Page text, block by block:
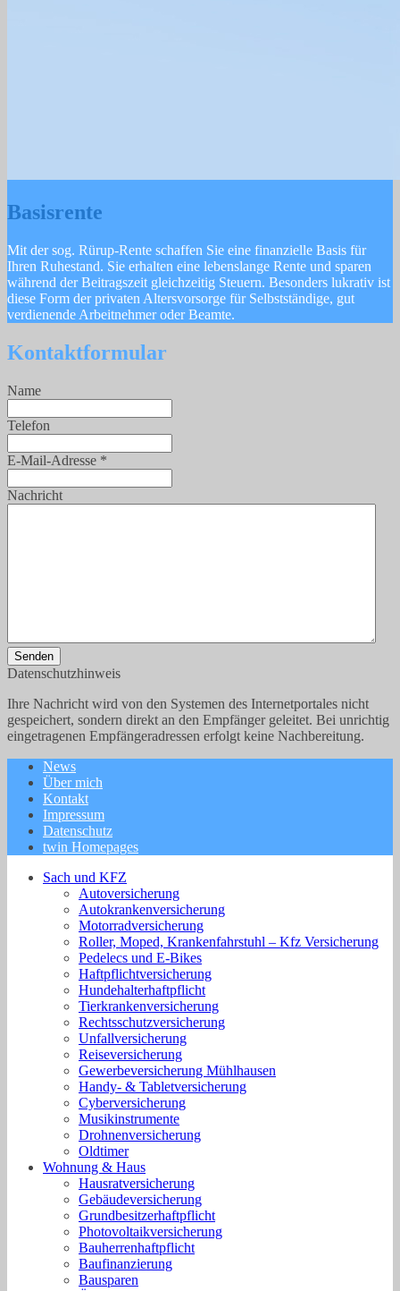
Basisrente
Mit der sog. Rürup-Rente schaffen Sie eine finanzielle Basis für
Ihren Ruhestand. Sie erhalten eine lebenslange Rente und sparen
während der Beitragszeit gleichzeitig Steuern. Besonders lukrativ ist
diese Form der privaten Altersvorsorge für Selbstständige, gut
verdienende Arbeitnehmer oder Beamte.
Kontaktformular
Name
Telefon
E-Mail-Adresse *
Nachricht
Senden
Datenschutzhinweis
Ihre Nachricht wird von den Systemen des Internetportales nicht
gespeichert, sondern direkt an den Empfänger geleitet. Bei unrichtig
eingetragenen Empfängeradressen erfolgt keine Nachbereitung.
News
Über mich
Kontakt
Impressum
Datenschutz
twin Homepages
Sach und KFZ
Autoversicherung
Autokrankenversicherung
Motorradversicherung
Roller, Moped, Krankenfahrstuhl – Kfz Versicherung
Pedelecs und E-Bikes
Haftpflichtversicherung
Hundehalterhaftpflicht
Tierkrankenversicherung
Rechtsschutzversicherung
Unfallversicherung
Reiseversicherung
Gewerbeversicherung Mühlhausen
Handy- & Tabletversicherung
Cyberversicherung
Musikinstrumente
Drohnenversicherung
Oldtimer
Wohnung & Haus
Hausratversicherung
Gebäudeversicherung
Grundbesitzerhaftpflicht
Photovoltaikversicherung
Bauherrenhaftpflicht
Baufinanzierung
Bausparen